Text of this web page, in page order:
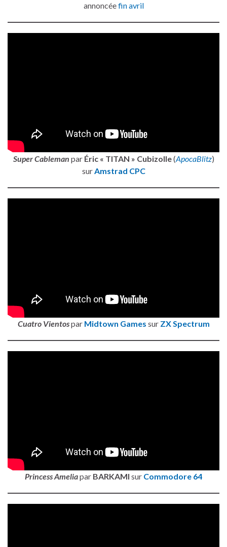
annoncéefin avril
Super Cableman par Éric « TITAN » Cubizolle(ApocaBlitz)
sur Amstrad CPC
Cuatro Vientospar Midtown Games sur ZX Spectrum
Princess Ameliapar BARKAMI sur Commodore 64